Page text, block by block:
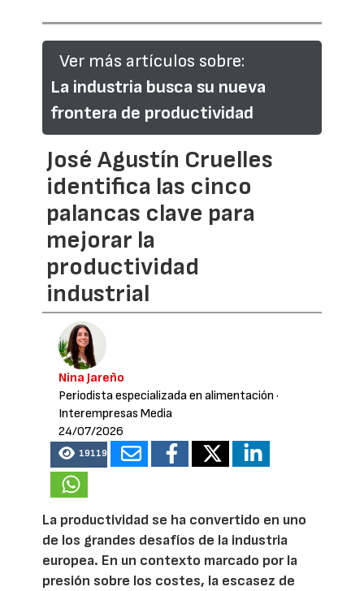
Ver más artículos sobre:
La industria busca su nueva
frontera de productividad
José Agustín Cruelles
identifica las cinco
palancas clave para
mejorar la
productividad
industrial
Nina Jareño
Periodista especializada en alimentación ·
Interempresas Media
24/07/2026
19119
La productividad se ha convertido en uno
de los grandes desafíos de la industria
europea. En un contexto marcado por la
presión sobre los costes, la escasez de